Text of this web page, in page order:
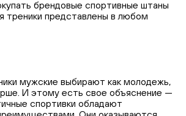
брендовые спортивные штаны
треники представлены в любом
мужские выбирают как молодежь,
И этому есть свое объяснение —
спортивки обладают